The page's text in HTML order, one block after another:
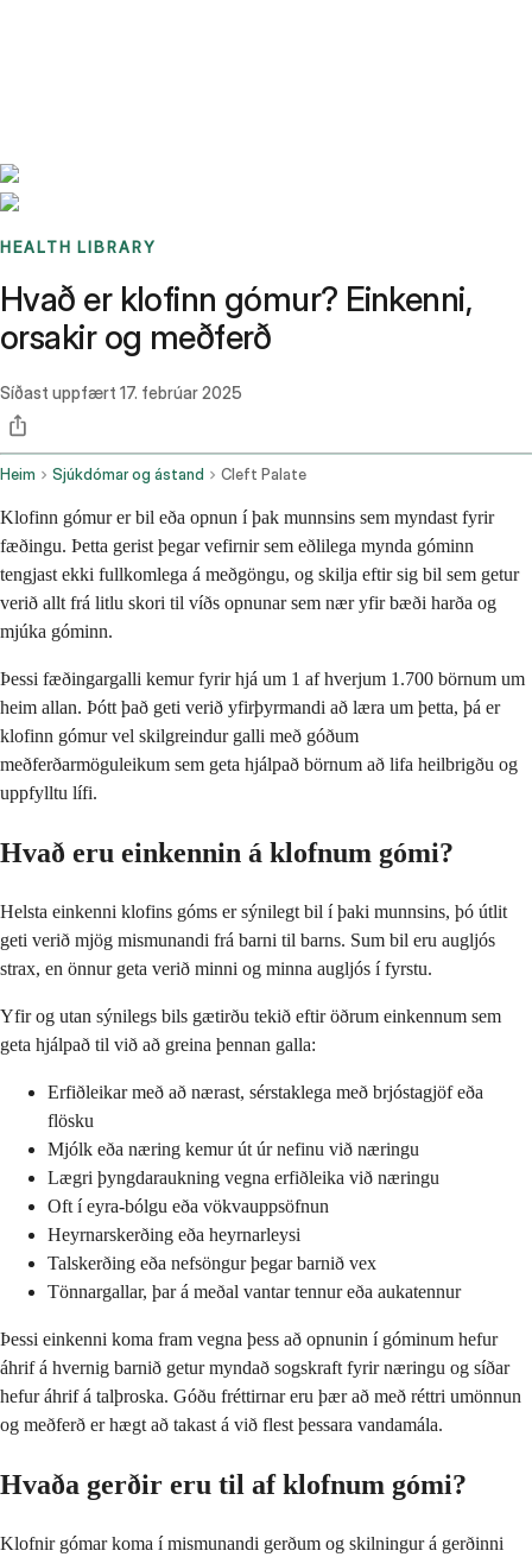
HEALTH LIBRARY
Hvað er klofinn gómur? Einkenni,
orsakir og meðferð
Síðast uppfært 17. febrúar 2025
Heim Sjúkdómar og ástand Cleft Palate
Klofinn gómur er bil eða opnun í þak munnsins sem myndast fyrir
fæðingu. Þetta gerist þegar vefirnir sem eðlilega mynda góminn
tengjast ekki fullkomlega á meðgöngu, og skilja eftir sig bil sem getur
verið allt frá litlu skori til víðs opnunar sem nær yfir bæði harða og
mjúka góminn.
Þessi fæðingargalli kemur fyrir hjá um 1 af hverjum 1.700 börnum um
heim allan. Þótt það geti verið yfirþyrmandi að læra um þetta, þá er
klofinn gómur vel skilgreindur galli með góðum
meðferðarmöguleikum sem geta hjálpað börnum að lifa heilbrigðu og
uppfylltu lífi.
Hvað eru einkennin á klofnum gómi?
Helsta einkenni klofins góms er sýnilegt bil í þaki munnsins, þó útlit
geti verið mjög mismunandi frá barni til barns. Sum bil eru augljós
strax, en önnur geta verið minni og minna augljós í fyrstu.
Yfir og utan sýnilegs bils gætirðu tekið eftir öðrum einkennum sem
geta hjálpað til við að greina þennan galla:
Erfiðleikar með að nærast, sérstaklega með brjóstagjöf eða
flösku
Mjólk eða næring kemur út úr nefinu við næringu
Lægri þyngdaraukning vegna erfiðleika við næringu
Oft í eyra-bólgu eða vökvauppsöfnun
Heyrnarskerðing eða heyrnarleysi
Talskerðing eða nefsöngur þegar barnið vex
Tönnargallar, þar á meðal vantar tennur eða aukatennur
Þessi einkenni koma fram vegna þess að opnunin í góminum hefur
áhrif á hvernig barnið getur myndað sogskraft fyrir næringu og síðar
hefur áhrif á talþroska. Góðu fréttirnar eru þær að með réttri umönnun
og meðferð er hægt að takast á við flest þessara vandamála.
Hvaða gerðir eru til af klofnum gómi?
Klofnir gómar koma í mismunandi gerðum og skilningur á gerðinni